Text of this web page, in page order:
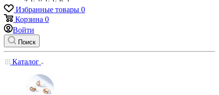
Избранные товары 0
Корзина 0
Войти
Поиск
Каталог